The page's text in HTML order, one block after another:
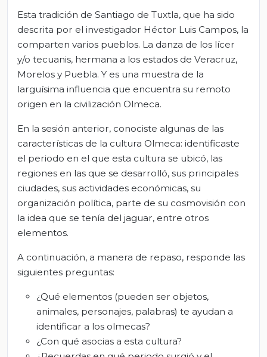
Esta tradición de Santiago de Tuxtla, que ha sido
descrita por el investigador Héctor Luis Campos, la
comparten varios pueblos. La danza de los lícer
y/o tecuanis, hermana a los estados de Veracruz,
Morelos y Puebla. Y es una muestra de la
larguísima influencia que encuentra su remoto
origen en la civilización Olmeca.
En la sesión anterior, conociste algunas de las
características de la cultura Olmeca: identificaste
el periodo en el que esta cultura se ubicó, las
regiones en las que se desarrolló, sus principales
ciudades, sus actividades económicas, su
organización política, parte de su cosmovisión con
la idea que se tenía del jaguar, entre otros
elementos.
A continuación, a manera de repaso, responde las
siguientes preguntas:
¿Qué elementos (pueden ser objetos,
animales, personajes, palabras) te ayudan a
identificar a los olmecas?
¿Con qué asocias a esta cultura?